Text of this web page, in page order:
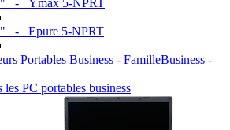
- Ymax 5-NPRT
- Epure 5-NPRT
Business -
les PC portables business